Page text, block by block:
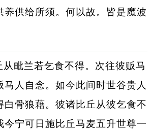
养供给所须。何以故。皆是魔波
从毗兰若乞食不得。次往彼贩马
马人自念。如今此间时世谷贵人
白骨狼藉。彼诸比丘从彼乞食不
今宁可日施比丘马麦五升世尊一